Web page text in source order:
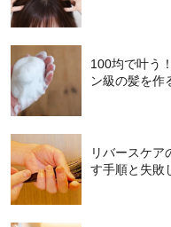
100均で叶う
ン級の髪を作
リバースケア
す手順と失敗